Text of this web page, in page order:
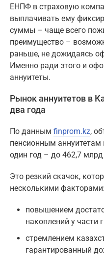
ЕНПФ в страховую
выплачивать ему
суммы – чаще всего
преимущество –
раньше, не дожидаясь
Именно ради этого и
аннуитеты.
Рынок аннуитетов в
два года
По данным finprom.kz,
пенсионным аннуитетам
один год – до 462,7 млрд
Это резкий скачок,
несколькими факторами:
повышением
накоплений у части
стремлением
гарантированный